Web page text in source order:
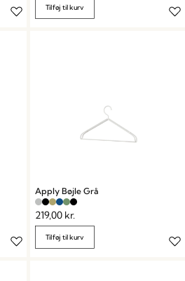
Tilføj til kurv
Apply Bøjle Grå
219,00 kr.
Tilføj til kurv